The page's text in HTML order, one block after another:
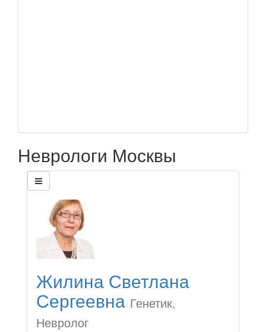
Неврологи Москвы
Жилина Светлана
Сергеевна Генетик,
Невролог